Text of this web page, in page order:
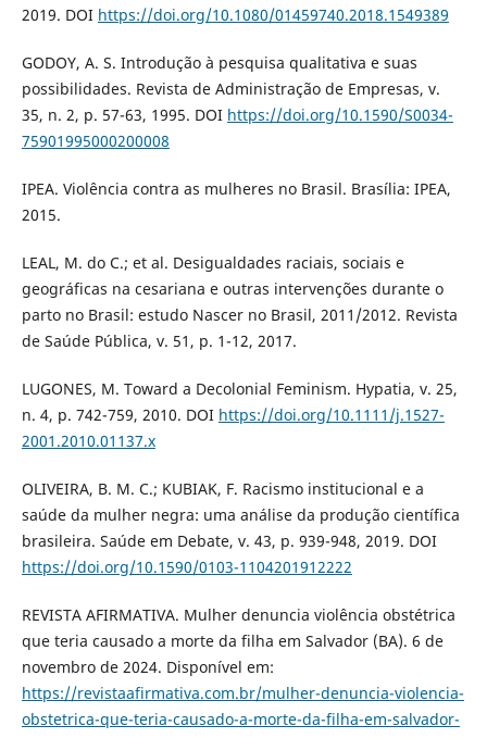
2019. DOI https://doi.org/10.1080/01459740.2018.1549389
GODOY, A. S. Introdução à pesquisa qualitativa e suas
possibilidades. Revista de Administração de Empresas, v.
35, n. 2, p. 57-63, 1995. DOI https://doi.org/10.1590/S0034-
75901995000200008
IPEA. Violência contra as mulheres no Brasil. Brasília: IPEA,
2015.
LEAL, M. do C.; et al. Desigualdades raciais, sociais e
geográficas na cesariana e outras intervenções durante o
parto no Brasil: estudo Nascer no Brasil, 2011/2012. Revista
de Saúde Pública, v. 51, p. 1-12, 2017.
LUGONES, M. Toward a Decolonial Feminism. Hypatia, v. 25,
n. 4, p. 742-759, 2010. DOI https://doi.org/10.1111/j.1527-
2001.2010.01137.x
OLIVEIRA, B. M. C.; KUBIAK, F. Racismo institucional e a
saúde da mulher negra: uma análise da produção científica
brasileira. Saúde em Debate, v. 43, p. 939-948, 2019. DOI
https://doi.org/10.1590/0103-1104201912222
REVISTA AFIRMATIVA. Mulher denuncia violência obstétrica
que teria causado a morte da filha em Salvador (BA). 6 de
novembro de 2024. Disponível em:
https://revistaafirmativa.com.br/mulher-denuncia-violencia-
obstetrica-que-teria-causado-a-morte-da-filha-em-salvador-